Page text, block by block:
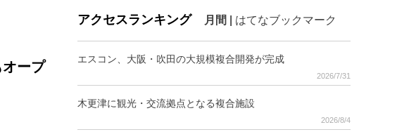
ープ
アクセスランキング 月間 はてなブックマーク
エスコン、大阪・吹田の大規模複合開発が完成
2026/7/31
木更津に観光・交流拠点となる複合施設
2026/8/4